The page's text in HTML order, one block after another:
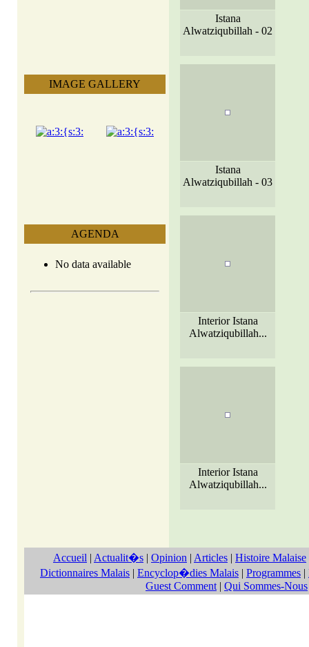
IMAGE GALLERY
AGENDA
No data available
Istana
Alwatziqubillah - 02
Istana
Alwatziqubillah - 03
Interior Istana
Alwatziqubillah...
Interior Istana
Alwatziqubillah...
Accueil | Actualit�s | Opinion | Articles | Histoire Malaise
Dictionnaires Malais | Encyclop�dies Malais | Programmes |
Guest Comment | Qui Sommes-Nous